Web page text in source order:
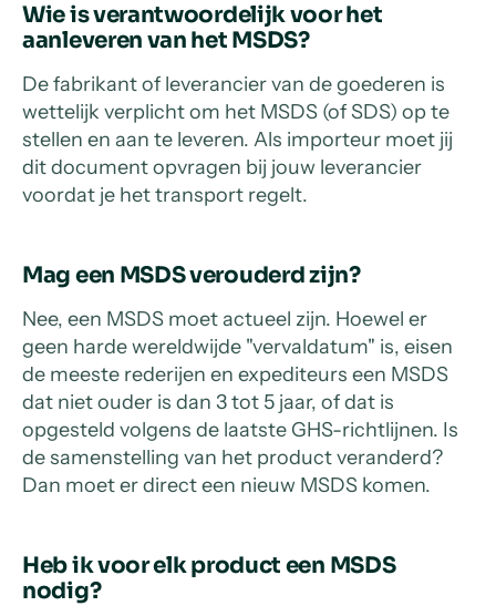
Wie is verantwoordelijk voor het
aanleveren van het MSDS?
De fabrikant of leverancier van de goederen is
wettelijk verplicht om het MSDS (of SDS) op te
stellen en aan te leveren. Als importeur moet jij
dit document opvragen bij jouw leverancier
voordat je het transport regelt.
Mag een MSDS verouderd zijn?
Nee, een MSDS moet actueel zijn. Hoewel er
geen harde wereldwijde "vervaldatum" is, eisen
de meeste rederijen en expediteurs een MSDS
dat niet ouder is dan 3 tot 5 jaar, of dat is
opgesteld volgens de laatste GHS-richtlijnen. Is
de samenstelling van het product veranderd?
Dan moet er direct een nieuw MSDS komen.
Heb ik voor elk product een MSDS
nodig?